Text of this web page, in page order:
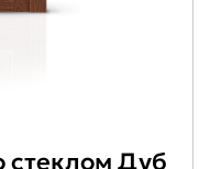
стеклом Дуб